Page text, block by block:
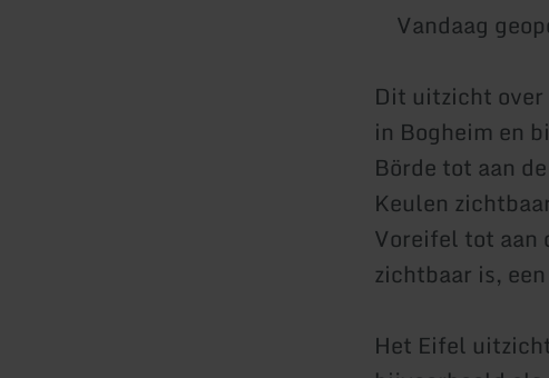
Vandaag
Dit uitzicht
in Bogheim en
Börde tot aan
Keulen
Voreifel tot aan
zichtbaar is,
Het Eifel